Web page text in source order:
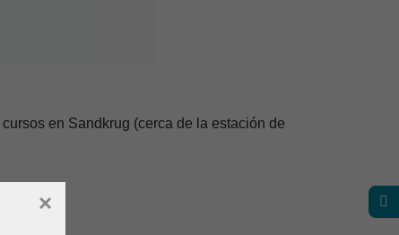
en Sandkrug (cerca de la estación de
×